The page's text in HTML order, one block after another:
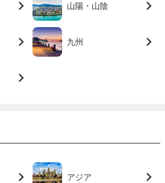
山陽・山陰
九州
アジア